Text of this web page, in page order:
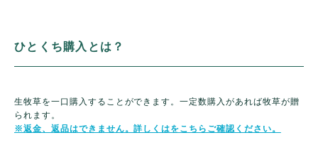
ひとくち購入とは？
生牧草を一口購入することができます。一定数購入があれば牧草が贈
られます。
※返金、返品はできません。詳しくはをこちらご確認ください。